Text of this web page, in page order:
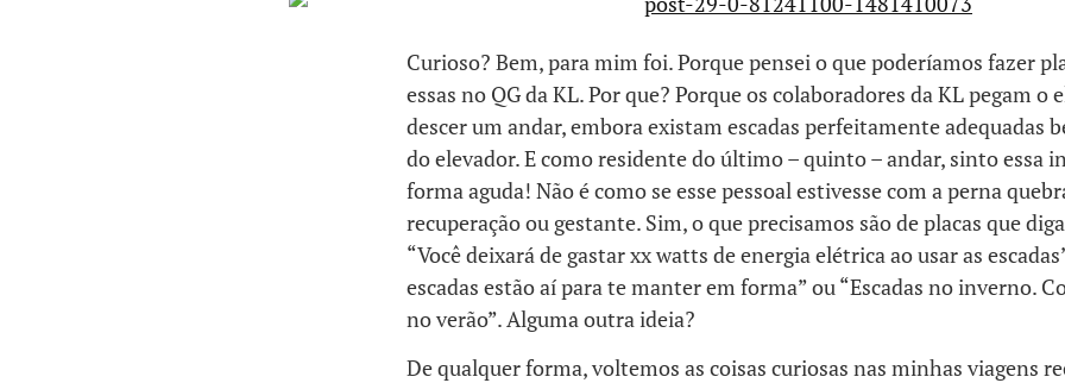
Curioso? Bem, para mim foi. Porque pensei o que poderíamos fazer
essas no QG da KL. Por que? Porque os colaboradores da KL pegam o
descer um andar, embora existam escadas perfeitamente adequadas
do elevador. E como residente do último – quinto – andar, sinto essa
forma aguda! Não é como se esse pessoal estivesse com a perna
recuperação ou gestante. Sim, o que precisamos são de placas que
“Você deixará de gastar xx watts de energia elétrica ao usar as
escadas estão aí para te manter em forma” ou “Escadas no inverno.
no verão”. Alguma outra ideia?
De qualquer forma, voltemos as coisas curiosas nas minhas viagens